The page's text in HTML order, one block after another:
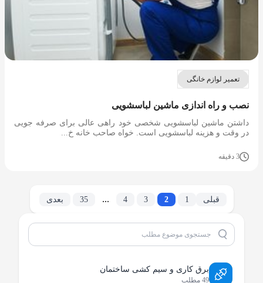
تعمیر لوازم خانگی
نصب و راه اندازی ماشین لباسشویی
داشتن ماشین لباسشویی شخصی خود راهی عالی برای صرفه جویی
در وقت و هزینه لباسشویی است. خواه صاحب خانه خ...
3 دقیقه
قبلی 1
2
3
4
...
35 بعدی
برق کاری و سیم کشی ساختمان
49 مطلب